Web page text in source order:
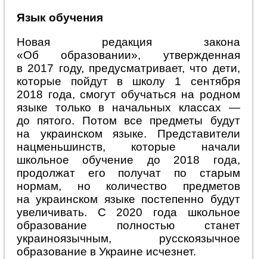
Язык обучения
Новая редакция закона
«Об образовании», утвержденная
в 2017 году, предусматривает, что дети,
которые пойдут в школу 1 сентября
2018 года, смогут обучаться на родном
языке только в начальных классах —
до пятого. Потом все предметы будут
на украинском языке. Представители
нацменьшинств, которые начали
школьное обучение до 2018 года,
продолжат его получат по старым
нормам, но количество предметов
на украинском языке постепенно будут
увеличивать. С 2020 года школьное
образование полностью станет
украиноязычным, русскоязычное
образование в Украине исчезнет.